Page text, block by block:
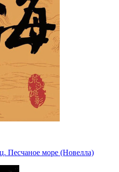
Песчаное море (Новелла)